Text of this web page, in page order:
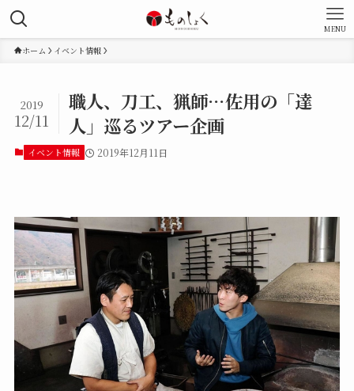
MENU
ホーム イベント情報
職人、刀工、猟師…佐用の「達
人」巡るツアー企画
2019
12/11
イベント情報 2019年12月11日